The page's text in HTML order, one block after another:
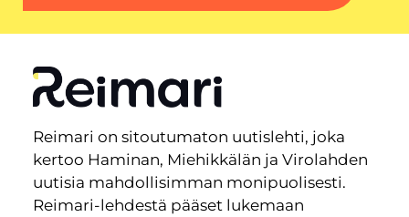
Reimari on sitoutumaton uutislehti, joka
kertoo Haminan, Miehikkälän ja Virolahden
uutisia mahdollisimman monipuolisesti.
Reimari-lehdestä pääset lukemaan